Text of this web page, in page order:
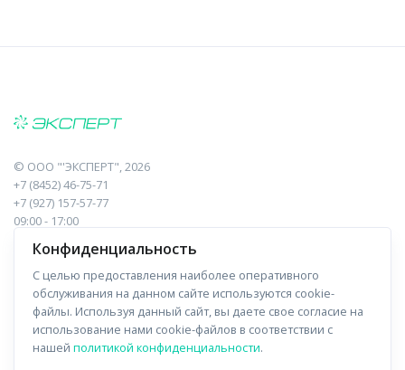
© ООО "'ЭКСПЕРТ", 2026
+7 (8452) 46-75-71
+7 (927) 157-57-77
09:00 - 17:00
410017, Саратов, Пугачева, 10 к1, оф.23
Навигация
Прайс-лист
Отзывы
Информация
О компании
Доставка
Конфиденциальность
С целью предоставления наиболее оперативного
обслуживания на данном сайте используются cookie-
файлы. Используя данный сайт, вы даете свое согласие на
использование нами cookie-файлов в соответствии с
нашей политикой конфиденциальности.